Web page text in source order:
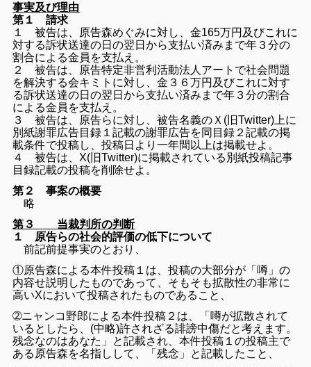
事実及び理由
第１ 請求
１ 被告は、原告森めぐみに対し、金165万円及びこれに
対する訴状送達の日の翌日から支払い済み まで年３分の
割合による金員を支払え。
２ 被告は、 原告特定非営利活動法人アートで社会問題
を解決する会キミトに対し、金３６万円及びこれに対す
る訴状送達の日の翌日から支払い済みま で年３分の割合
による金員を支払え。
３ 被告は、原告らに対し、被告名義のＸ(旧Twitter) 上に
別紙謝罪広告目録１記載の謝罪広告を同目録２記載の掲
載条件で投稿し、投稿日より一年間以上は掲載せよ。
４ 被告は、X(旧Twitter)に掲載されている別紙投稿記事
目録記載の投稿を削除せよ。
第２ 事案の概要
略
第３ 当裁判所の判断
１ 原告らの社会的評価の低下について
前記前提事実のとおり、
①原告森による本件投稿１は、投稿の大部分が「噂」の
内容せ説明したものであって、 そもそも拡散性の非常に
高いXにおいて投稿されたものであること
➁ニャンコ野郎による本件投稿２は、「 噂が拡散されて
いるとしたら、(中略)許されざる誹謗中傷だと考えます。
残念なのはあなた」 と記載され、本件投稿１の投稿主で
ある原告森を名指しして、「残念」と記載したこと、